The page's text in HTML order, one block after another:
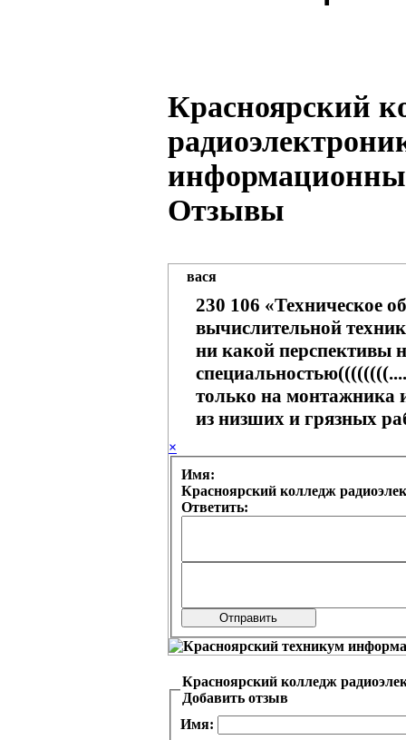
Красноярский
Отзывы
вася
230 106 «Техническое
вычислительной
ни какой перспективы
только на монтажника
из низших и грязных
×
Имя:
Красноярский колледж
Ответить:
Красноярский колледж
Добавить отзыв
Имя: